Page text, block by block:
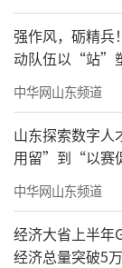
购”，让市
雪“冷资源
民打造了冬
增长注入强
牌。
（记者/
强作风，砺精兵
动队伍以“站”
中华网山东频道
山东探索数字
用留”到“以赛
中华网山东频道
经济大省上半年
经济总量突破5